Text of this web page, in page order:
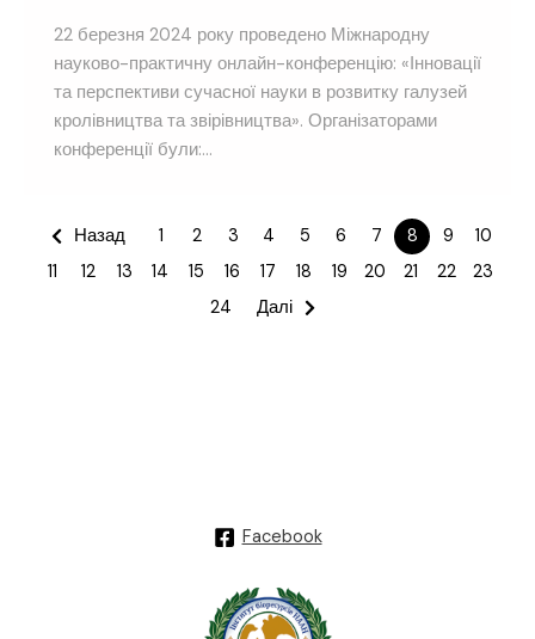
22 березня 2024 року проведено Міжнародну
науково-практичну онлайн-конференцію: «Інновації
та перспективи сучасної науки в розвитку галузей
кролівництва та звірівництва». Організаторами
конференції були:...
Назад 1 2 3 4 5 6 7 8 9
10
11
12 13 14 15 16 17 18 19 20 21 22
23
24
Далі
Facebook